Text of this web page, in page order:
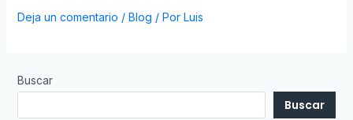
Deja un comentario / Blog / Por Luis
Buscar
Buscar